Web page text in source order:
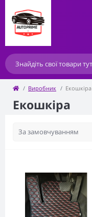
Виробник Екошкіра
Екошкіра